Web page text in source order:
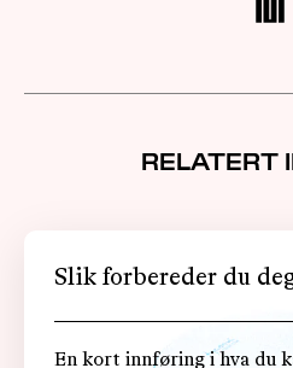
RELATERT
Slik forbereder du
En kort innføring i hva du